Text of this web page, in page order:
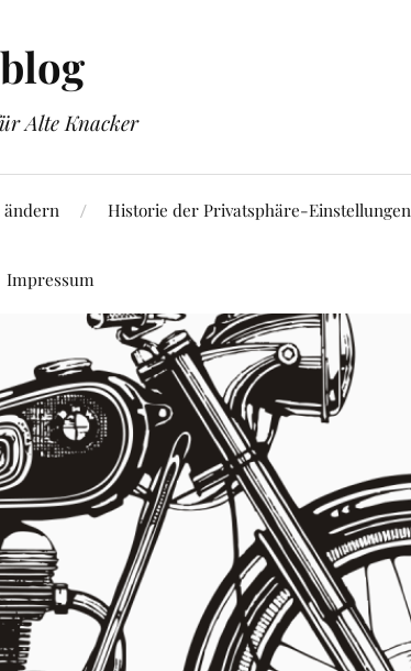
Alte Knacker
Historie der Privatsphäre-Einstellungen
Impressum